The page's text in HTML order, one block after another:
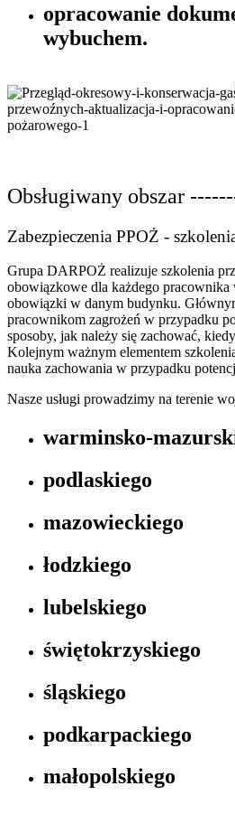
opracowanie
wybuchem.
Obsługiwany obszar
Zabezpieczenia PPOŻ -
Grupa DARPOŻ realizuje szkolenia
obowiązkowe dla każdego
obowiązki w danym budynku.
pracownikom zagrożeń w przypadku
sposoby, jak należy się zachować,
Kolejnym ważnym elementem
nauka zachowania w przypadku
Nasze usługi prowadzimy na terenie
warminsko-
podlaskiego
mazowieckiego
łodzkiego
lubelskiego
świętokrzyskiego
śląskiego
podkarpackiego
małopolskiego